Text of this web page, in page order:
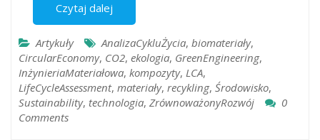
Czytaj dalej
Artykuły AnalizaCykluŻycia, biomateriały,
CircularEconomy, CO2, ekologia, GreenEngineering,
InżynieriaMateriałowa, kompozyty, LCA,
LifeCycleAssessment, materiały, recykling, Środowisko,
Sustainability, technologia, ZrównoważonyRozwój
0
Comments